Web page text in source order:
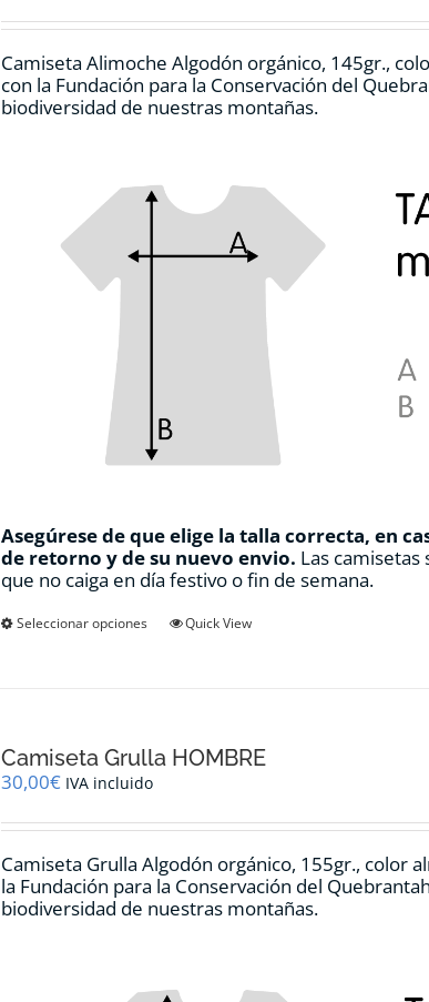
elegir
la
página
de
Camiseta Alimoche Algodón orgánico, 145gr.,
con la Fundación para la Conservación del
biodiversidad de nuestras montañas.
Asegúrese de que elige la talla correcta, en
de retorno y de su nuevo envio. Las
que no caiga en día festivo o fin de semana.
Seleccionar opciones
Este
opciones
elegir
la
página
de
Quick View
Camiseta Grulla HOMBRE
30,00€ IVA incluido
Camiseta Grulla Algodón orgánico, 155gr., color
la Fundación para la Conservación del
biodiversidad de nuestras montañas.